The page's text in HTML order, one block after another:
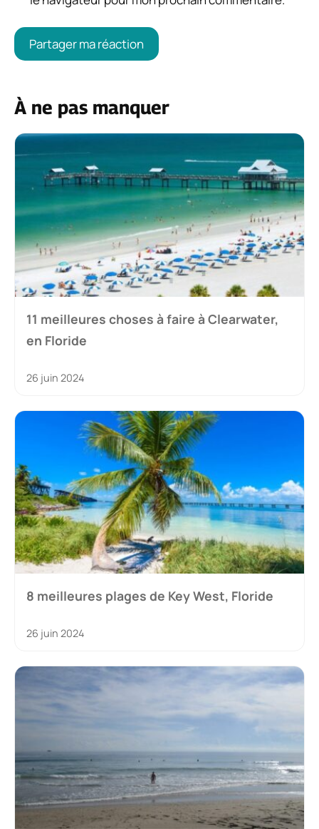
À ne pas manquer
11 meilleures choses à faire à Clearwater,
en Floride
26 juin 2024
8 meilleures plages de Key West, Floride
26 juin 2024